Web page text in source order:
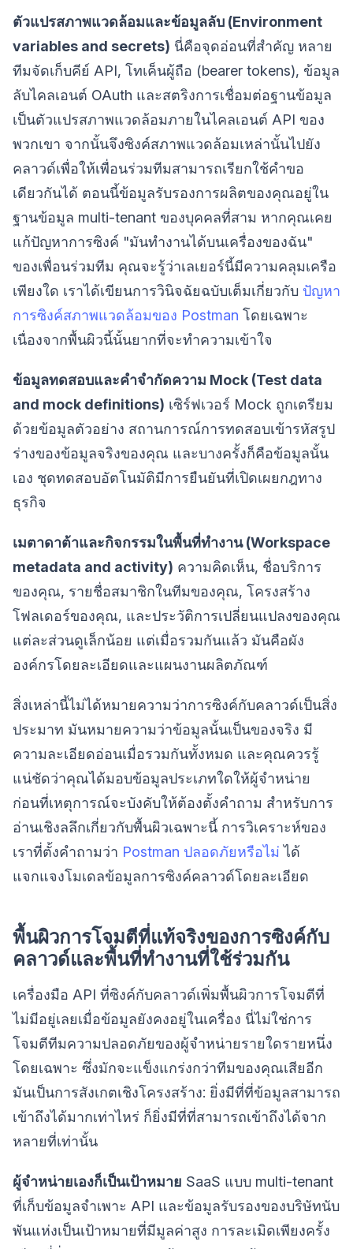
ตัวแปรสภาพแวดล้อมและข้อมูลลับ (Environment
variables and secrets) นี่คือจุดอ่อนที่สำคัญ หลาย
ทีมจัดเก็บคีย์ API, โทเค็นผู้ถือ (bearer tokens), ข้อมูล
ลับไคลเอนต์ OAuth และสตริงการเชื่อมต่อฐานข้อมูล
เป็นตัวแปรสภาพแวดล้อมภายในไคลเอนต์ API ของ
พวกเขา จากนั้นจึงซิงค์สภาพแวดล้อมเหล่านั้นไปยัง
คลาวด์เพื่อให้เพื่อนร่วมทีมสามารถเรียกใช้คำขอ
เดียวกันได้ ตอนนี้ข้อมูลรับรองการผลิตของคุณอยู่ใน
ฐานข้อมูล multi-tenant ของบุคคลที่สาม หากคุณเคย
แก้ปัญหาการซิงค์ "มันทำงานได้บนเครื่องของฉัน"
ของเพื่อนร่วมทีม คุณจะรู้ว่าเลเยอร์นี้มีความคลุมเครือ
เพียงใด เราได้เขียนการวินิจฉัยฉบับเต็มเกี่ยวกับ ปัญหา
การซิงค์สภาพแวดล้อมของ Postman โดยเฉพาะ
เนื่องจากพื้นผิวนี้นั้นยากที่จะทำความเข้าใจ
ข้อมูลทดสอบและคำจำกัดความ Mock (Test data
and mock definitions) เซิร์ฟเวอร์ Mock ถูกเตรียม
ด้วยข้อมูลตัวอย่าง สถานการณ์การทดสอบเข้ารหัสรูป
ร่างของข้อมูลจริงของคุณ และบางครั้งก็คือข้อมูลนั้น
เอง ชุดทดสอบอัตโนมัติมีการยืนยันที่เปิดเผยกฎทาง
ธุรกิจ
เมตาดาต้าและกิจกรรมในพื้นที่ทำงาน (Workspace
metadata and activity) ความคิดเห็น, ชื่อบริการ
ของคุณ, รายชื่อสมาชิกในทีมของคุณ, โครงสร้าง
โฟลเดอร์ของคุณ, และประวัติการเปลี่ยนแปลงของคุณ
แต่ละส่วนดูเล็กน้อย แต่เมื่อรวมกันแล้ว มันคือผัง
องค์กรโดยละเอียดและแผนงานผลิตภัณฑ์
สิ่งเหล่านี้ไม่ได้หมายความว่าการซิงค์กับคลาวด์เป็นสิ่ง
ประมาท มันหมายความว่าข้อมูลนั้นเป็นของจริง มี
ความละเอียดอ่อนเมื่อรวมกันทั้งหมด และคุณควรรู้
แน่ชัดว่าคุณได้มอบข้อมูลประเภทใดให้ผู้จำหน่าย
ก่อนที่เหตุการณ์จะบังคับให้ต้องตั้งคำถาม สำหรับการ
อ่านเชิงลลึกเกี่ยวกับพื้นผิวเฉพาะนี้ การวิเคราะห์ของ
เราที่ตั้งคำถามว่า Postman ปลอดภัยหรือไม่ ได้
แจกแจงโมเดลข้อมูลการซิงค์คลาวด์โดยละเอียด
พื้นผิวการโจมตีที่แท้จริงของการซิงค์กับ
คลาวด์และพื้นที่ทำงานที่ใช้ร่วมกัน
เครื่องมือ API ที่ซิงค์กับคลาวด์เพิ่มพื้นผิวการโจมตีที่
ไม่มีอยู่เลยเมื่อข้อมูลยังคงอยู่ในเครื่อง นี่ไม่ใช่การ
โจมตีทีมความปลอดภัยของผู้จำหน่ายรายใดรายหนึ่ง
โดยเฉพาะ ซึ่งมักจะแข็งแกร่งกว่าทีมของคุณเสียอีก
มันเป็นการสังเกตเชิงโครงสร้าง: ยิ่งมีที่ที่ข้อมูลสามารถ
เข้าถึงได้มากเท่าไหร่ ก็ยิ่งมีที่ที่สามารถเข้าถึงได้จาก
หลายที่เท่านั้น
ผู้จำหน่ายเองก็เป็นเป้าหมาย SaaS แบบ multi-tenant
ที่เก็บข้อมูลจำเพาะ API และข้อมูลรับรองของบริษัทนับ
พันแห่งเป็นเป้าหมายที่มีมูลค่าสูง การละเมิดเพียงครั้ง